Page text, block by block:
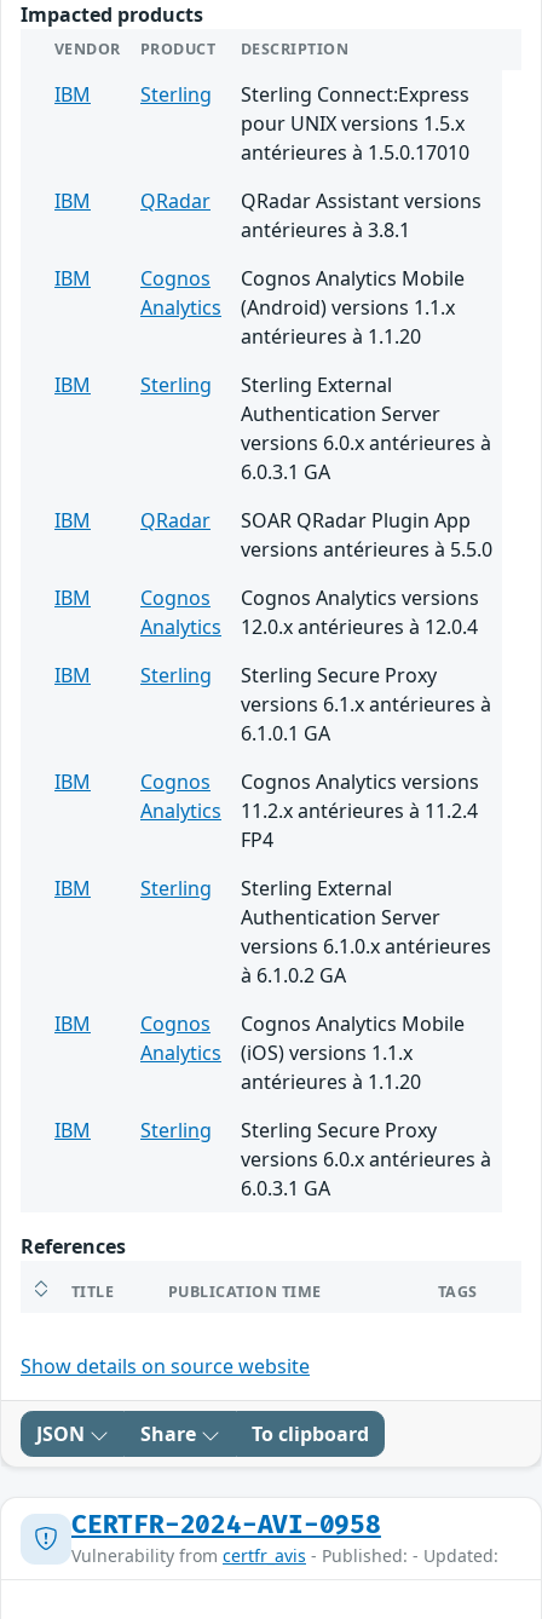
Impacted products
VENDOR PRODUCT DESCRIPTION
IBM Sterling
Sterling Connect:Express
pour UNIX versions 1.5.x
antérieures à 1.5.0.17010
IBM
QRadar
QRadar Assistant versions
antérieures à 3.8.1
IBM
Cognos
Analytics
Cognos Analytics Mobile
(Android) versions 1.1.x
antérieures à 1.1.20
IBM
Sterling
Sterling External
Authentication Server
versions 6.0.x antérieures à
6.0.3.1 GA
IBM
QRadar
SOAR QRadar Plugin App
versions antérieures à 5.5.0
IBM
Cognos
Analytics
Cognos Analytics versions
12.0.x antérieures à 12.0.4
IBM
Sterling
Sterling Secure Proxy
versions 6.1.x antérieures à
6.1.0.1 GA
IBM
Cognos
Analytics
Cognos Analytics versions
11.2.x antérieures à 11.2.4
FP4
IBM
Sterling
Sterling External
Authentication Server
versions 6.1.0.x antérieures
à 6.1.0.2 GA
IBM
Cognos
Analytics
Cognos Analytics Mobile
(iOS) versions 1.1.x
antérieures à 1.1.20
IBM
Sterling
Sterling Secure Proxy
versions 6.0.x antérieures à
6.0.3.1 GA
References
TITLE PUBLICATION TIME TAGS
Show details on source website
JSON Share To clipboard
CERTFR-2024-AVI-0958
Vulnerability from certfr_avis - Published: - Updated: